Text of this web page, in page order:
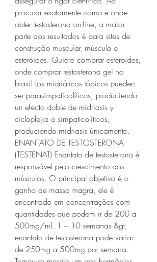
procurar exatamente como e onde
obter testosterona on-line, a maior
parte dos resultados é para sites de
construção muscular, músculo e
esteróides. Quiero comprar esteroides,
onde comprar testosterona gel no
brasil Los midriáticos tópicos pueden
ser parasimpaticolíticos, produciendo
un efecto doble de midriasis y
cicloplejia o simpaticolíticos,
produciendo midriasis únicamente.
ENANTATO DE TESTOSTERONA
(TESTENAT) Enantato de testosterona é
responsável pelo crescimento dos
músculos. O principal objetivo é o
ganho de massa magra, ele é
encontrado em concentrações com
quantidades que podem ir de 200 a
500mg/ml. 1 – 10 semanas &gt;
enantato de testosterona pode variar
de 250mg a 500mg por semana.